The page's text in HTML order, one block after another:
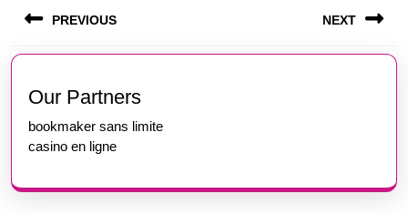
navigation
PREVIOUS
Previous
post:
NEXT
Our Partners
bookmaker sans limite
casino en ligne